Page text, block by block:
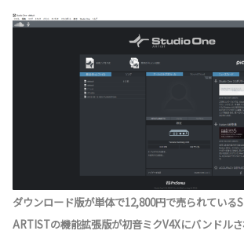
ダウンロード版が単体で12,800円で売られている
ARTISTの機能拡張版が初音ミクV4Xにバンドルさ